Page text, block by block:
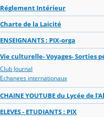
Réglement Intérieur
Charte de la Laicité
ENSEIGNANTS : PIX-orga
Vie culturelle- Voyages- Sorties
Club Journal
Echanges internationaux
CHAINE YOUTUBE du Lycée de
ELEVES - ETUDIANTS : PIX